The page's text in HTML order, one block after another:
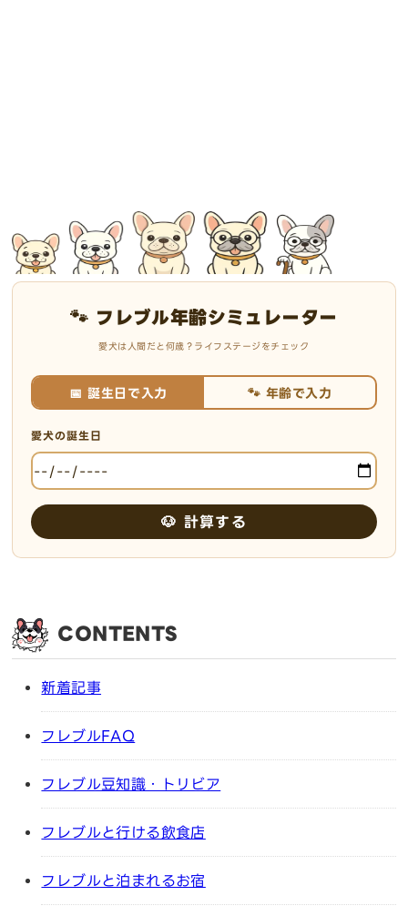
🐾 フレブル年齢シミュレーター
愛犬は人間だと何歳？ライフステージをチェック
📅 誕生日で入力 🐾 年齢で入力
愛犬の誕生日
🐶 計算する
CONTENTS
新着記事
フレブルFAQ
フレブル豆知識・トリビア
フレブルと行ける飲食店
フレブルと泊まれるお宿